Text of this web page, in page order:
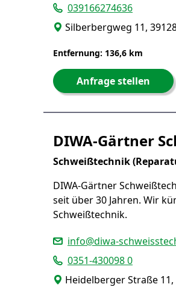
039166274636
Silberbergweg 11,
Entfernung: 136,6 km
Anfrage stellen
DIWA-Gärtner
Schweißtechnik
DIWA-Gärtner
seit über 30 Jahren. Wir
Schweißtechnik.
info@diwa-
0351-430098 0
Heidelberger Straße